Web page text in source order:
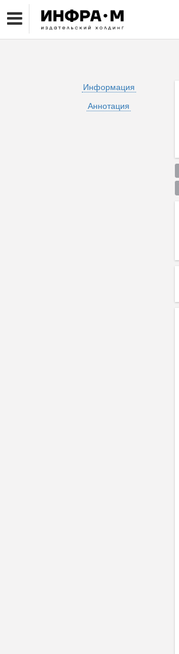
Информация
Аннотация